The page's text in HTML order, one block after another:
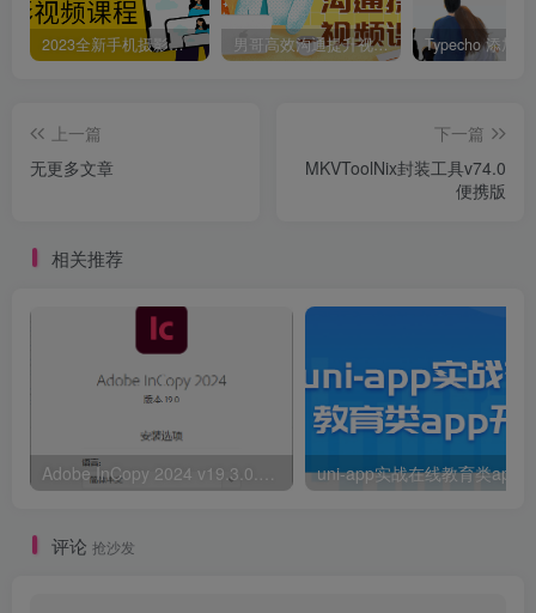
2023全新手机摄影视频课程 男哥高效沟通提升视频课程
上一篇
无更多文章
下一篇
MKVToolNix封装工具v74.0
便携版
相关推荐
uni-app实战在线教育类app
评论 抢沙发